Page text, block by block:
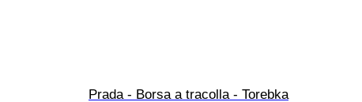
Prada - Borsa a tracolla - Torebka